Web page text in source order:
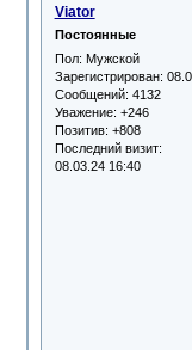
Viator
Постоянные
Пол: Мужской
Зарегистрирован:
Сообщений: 4132
Уважение: +246
Позитив: +808
Последний визит:
08.03.24 16:40